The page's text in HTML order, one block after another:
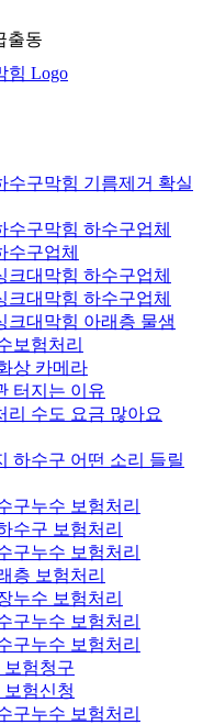
출동
수구막힘 기름제거 확실
구막힘 하수구업체
수구업체
대막힘 하수구업체
대막힘 하수구업체
크대막힘 아래층 물샘
보험처리
상 카메라
터지는 이유
리 수도 요금 많아요
하수구 어떤 소리 들릴
구누수 보험처리
수구 보험처리
구누수 보험처리
층 보험처리
누수 보험처리
구누수 보험처리
구누수 보험처리
험청구
험신청
구누수 보험처리